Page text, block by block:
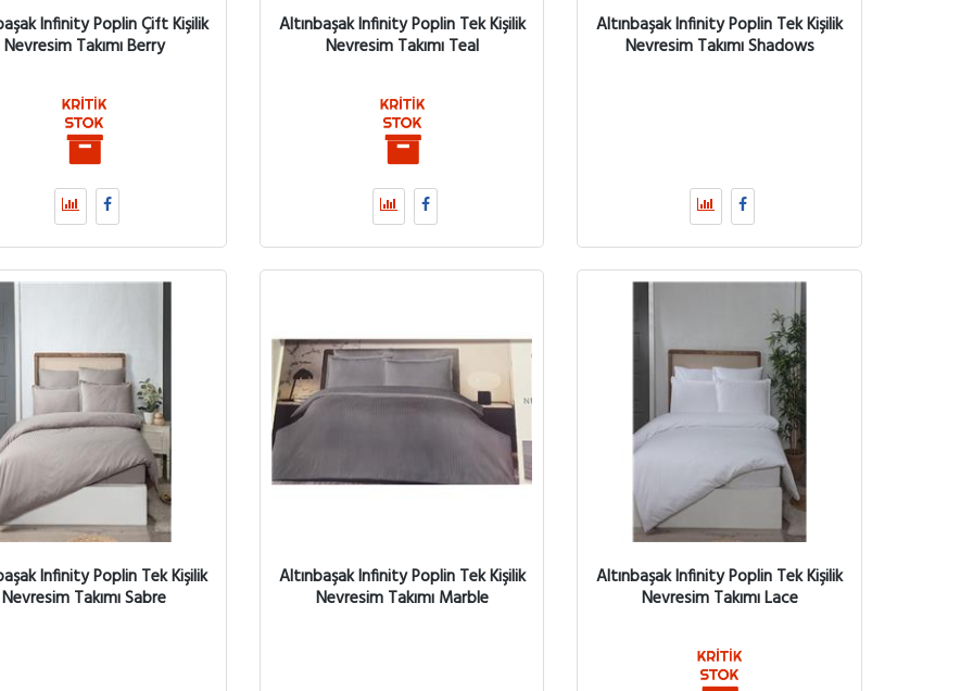
Infinity Poplin Çift Kişilik
Nevresim Takımı Berry
Altınbaşak Infinity Poplin Tek Kişilik
Nevresim Takımı Teal
Altınbaşak Infinity Poplin Tek Kişilik
Nevresim Takımı Shadows
Infinity Poplin Tek Kişilik
Nevresim Takımı Sabre
Altınbaşak Infinity Poplin Tek Kişilik
Nevresim Takımı Marble
Altınbaşak Infinity Poplin Tek Kişilik
Nevresim Takımı Lace